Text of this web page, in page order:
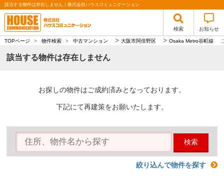
該当する物件は存在しません｜株式会社ハウスコミュニケーション
検索 お知らせ
TOPページ > 物件検索 > 中古マンション > 大阪市阿倍野区 > Osaka Metro谷町線
該当する物件は存在しません
お探しの物件はご成約済みとなっております。
下記にて再建策をお願いたします。
検索
絞り込んで物件を探す